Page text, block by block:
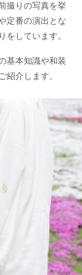
撮りの写真を挙
定番の演出とな
をしています。
基本知識や和装
紹介します。